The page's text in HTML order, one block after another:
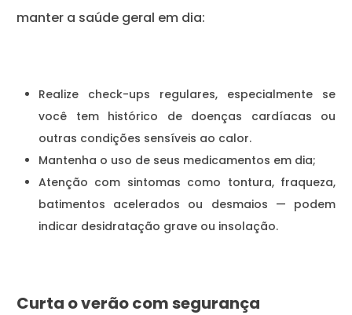
manter a saúde geral em dia:
Realize check-ups regulares, especialmente se
você tem histórico de doenças cardíacas ou
outras condições sensíveis ao calor.
Mantenha o uso de seus medicamentos em dia;
Atenção com sintomas como tontura, fraqueza,
batimentos acelerados ou desmaios — podem
indicar desidratação grave ou insolação.
Curta o verão com segurança